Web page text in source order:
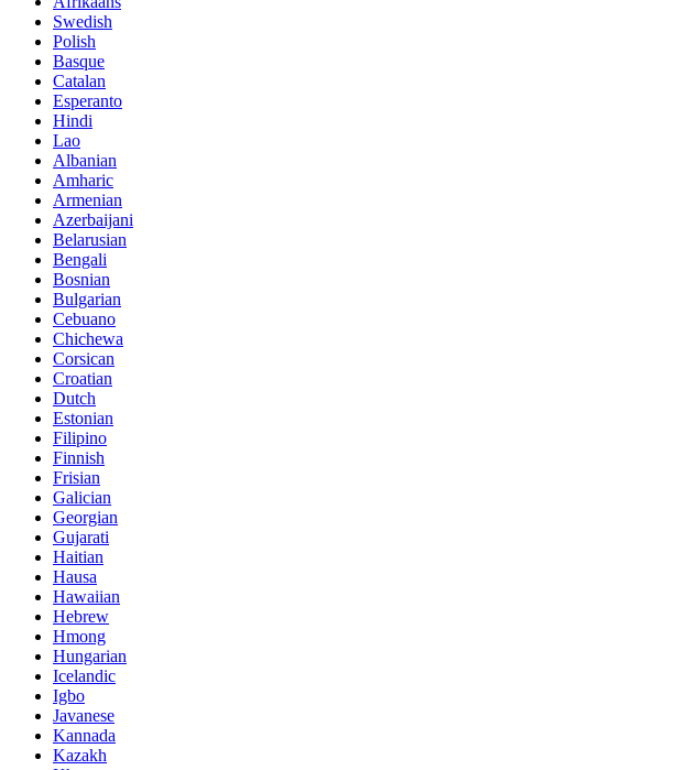
Swedish
Polish
Basque
Catalan
Esperanto
Hindi
Lao
Albanian
Amharic
Armenian
Azerbaijani
Belarusian
Bengali
Bosnian
Bulgarian
Cebuano
Chichewa
Corsican
Croatian
Dutch
Estonian
Filipino
Finnish
Frisian
Galician
Georgian
Gujarati
Haitian
Hausa
Hawaiian
Hebrew
Hmong
Hungarian
Icelandic
Igbo
Javanese
Kannada
Kazakh